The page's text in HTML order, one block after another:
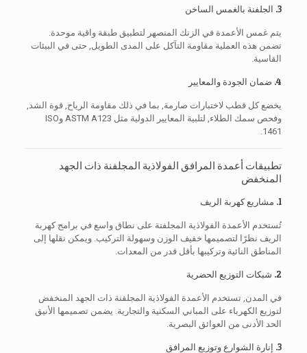
3. الجلفنة بالغمس الساخن
يتم غمس الأعمدة في الزنك المنصهر لتطبيق طبقة واقية موحدة.
تضمن هذه العملية مقاومة التآكل على المدى الطويل, حتى في البيئات
القاسية.
4. ضمان الجودة والمعايير
يخضع كل قطب لاختبارات صارمة, بما في ذلك مقاومة الرياح, قوة الشد,
وفحص سمك الطلاء, لتلبية المعايير الدولية مثل ASTM A123 وISO
1461.
تطبيقات أعمدة المرافق الفولاذية المجلفنة ذات الجهد
المنخفض
1. مشاريع كهربة الريف
تُستخدم الأعمدة الفولاذية المجلفنة على نطاق واسع في برامج كهربة
الريف نظرًا لتصميمها خفيف الوزن وسهولة التركيب. ويمكن نقلها إلى
المناطق النائية وتركيبها بأقل قدر من المعدات.
2. شبكات التوزيع الحضرية
في المدن, تستخدم الأعمدة الفولاذية المجلفنة ذات الجهد المنخفض
لتوزيع الكهرباء على المباني السكنية والتجارية. يضمن تصميمها الأنيق
الحد الأدنى من العوائق البصرية.
3. إنارة الشوارع وتوزيع المرافق